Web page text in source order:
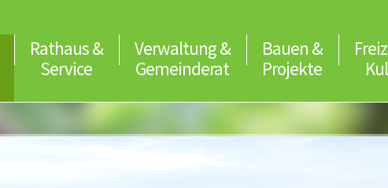
Rathaus &
Service
Verwaltung &
Gemeinderat
Bauen &
Projekte